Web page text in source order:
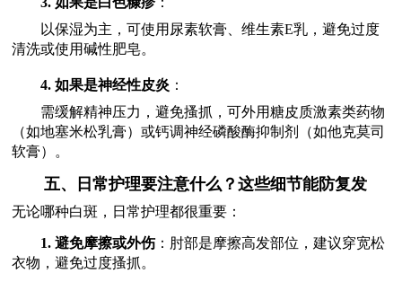
以保湿为主，可使用尿素软膏、维生素E乳，避免过度
清洗或使用碱性肥皂。
4. 如果是神经性皮炎 ：
需缓解精神压力，避免搔抓，可外用糖皮质激素类药物
（如地塞米松乳膏）或钙调神经磷酸酶抑制剂（如他克莫司
软膏）。
五、日常护理要注意什么？这些细节能防复发
无论哪种白斑，日常护理都很重要：
1. 避免摩擦或外伤：肘部是摩擦高发部位，建议穿宽松
衣物，避免过度搔抓。